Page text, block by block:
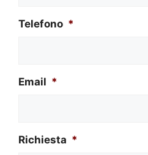
Telefono *
Email *
Richiesta *